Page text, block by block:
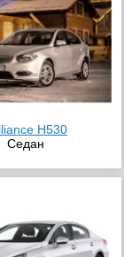
H530
Седан